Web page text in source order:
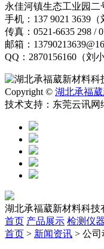
永佳河镇生态工业园二
手机：137 9021 3639（
传真：0521-6635 298 /
邮箱：
QQ：2870156160（刘小
Copyright © 湖北承福
技术支持：东莞云讯网
湖北承福葳新材料科技
首页 产品展示 检测仪器
首页 > 新闻资讯 > 公司